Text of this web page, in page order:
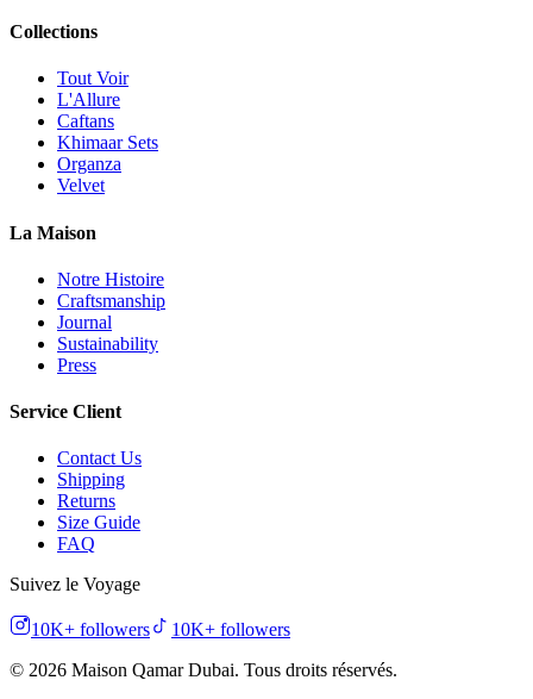
Collections
Tout Voir
L'Allure
Caftans
Khimaar Sets
Organza
Velvet
La Maison
Notre Histoire
Craftsmanship
Journal
Sustainability
Press
Service Client
Contact Us
Shipping
Returns
Size Guide
FAQ
Suivez le Voyage
10K+ followers 10K+ followers
© 2026 Maison Qamar Dubai. Tous droits réservés.